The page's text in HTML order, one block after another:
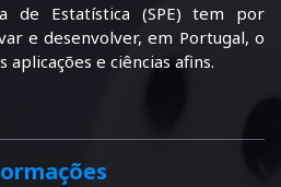
de Estatística (SPE) tem por
e desenvolver, em Portugal, o
aplicações e ciências afins.